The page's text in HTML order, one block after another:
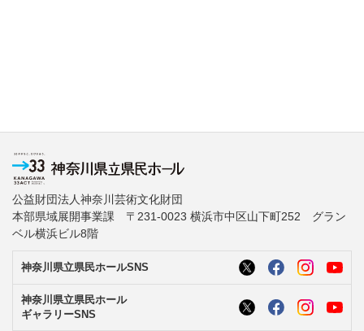
公益財団法人神奈川芸術文化財団
本部県域展開事業課 〒231-0023 横浜市中区山下町252 グラン
ベル横浜ビル8階
神奈川県立県民ホールSNS
神奈川県立県民ホール
ギャラリーSNS